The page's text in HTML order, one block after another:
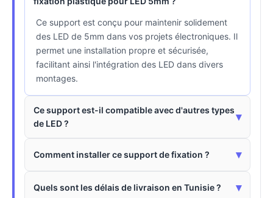
Ce support est conçu pour maintenir solidement
des LED de 5mm dans vos projets électroniques. Il
permet une installation propre et sécurisée,
facilitant ainsi l'intégration des LED dans divers
montages.
Ce support est-il compatible avec d'autres types
de LED ?
▾
Comment installer ce support de fixation ? ▾
Quels sont les délais de livraison en Tunisie ? ▾